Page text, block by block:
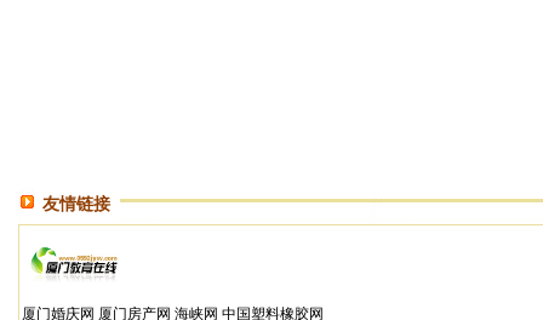
友情链接
厦门婚庆网 厦门房产网 海峡网 中国塑料橡胶网